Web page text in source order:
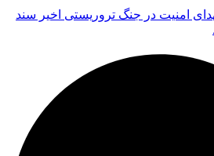
امنیت در جنگ تروریستی اخیر سند